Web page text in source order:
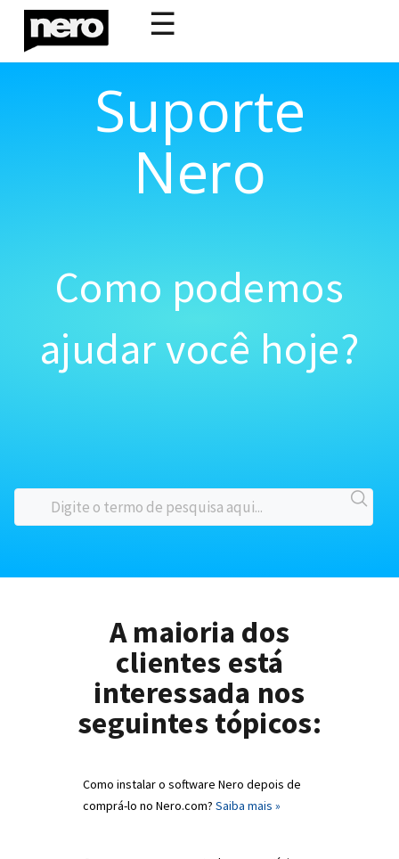
☰
Suporte
Nero
Como podemos
ajudar você hoje?
A maioria dos
clientes está
interessada nos
seguintes tópicos:
Como instalar o software Nero depois de
comprá-lo no Nero.com? Saiba mais »